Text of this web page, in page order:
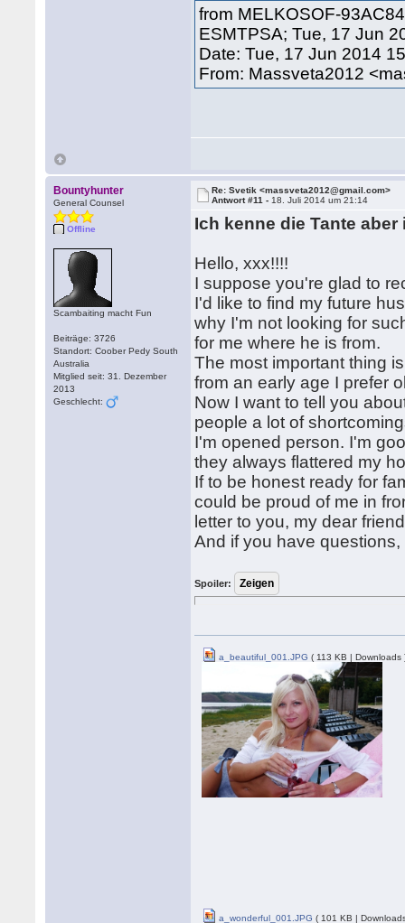
from MELKOSOF-
ESMTPSA; Tue, 17 Jun
Date: Tue, 17 Jun 2014
From: Massveta2012
Bountyhunter
General Counsel
Offline
Scambaiting macht Fun
Beiträge: 3726
Standort: Coober Pedy South
Australia
Mitglied seit: 31. Dezember
2013
Geschlecht:
Re: Svetik <massveta2012@gmail.com>
Antwort #11 - 18. Juli 2014 um 21:14
Ich kenne die Tante
Hello, xxx!!!!
I suppose you're glad to
I'd like to find my future
why I'm not looking for
for me where he is from.
The most important thing
from an early age I prefer
Now I want to tell you
people a lot of
I'm opened person. I'm
they always flattered my
If to be honest ready for
could be proud of me in
letter to you, my dear
And if you have
Spoiler:
a_beautiful_001.JPG ( 113 KB | Downloads
a_wonderful_001.JPG ( 101 KB |